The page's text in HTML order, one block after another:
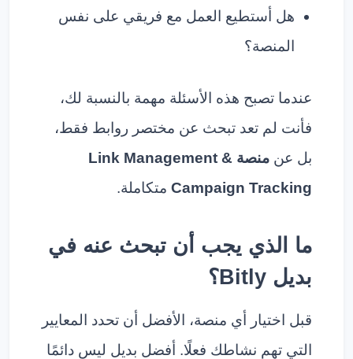
هل أستطيع العمل مع فريقي على نفس
المنصة؟
عندما تصبح هذه الأسئلة مهمة بالنسبة لك،
فأنت لم تعد تبحث عن مختصر روابط فقط،
بل عن
منصة Link Management &
Campaign Tracking متكاملة.
ما الذي يجب أن تبحث عنه في
بديل Bitly؟
قبل اختيار أي منصة، الأفضل أن تحدد المعايير
التي تهم نشاطك فعلًا. أفضل بديل ليس دائمًا